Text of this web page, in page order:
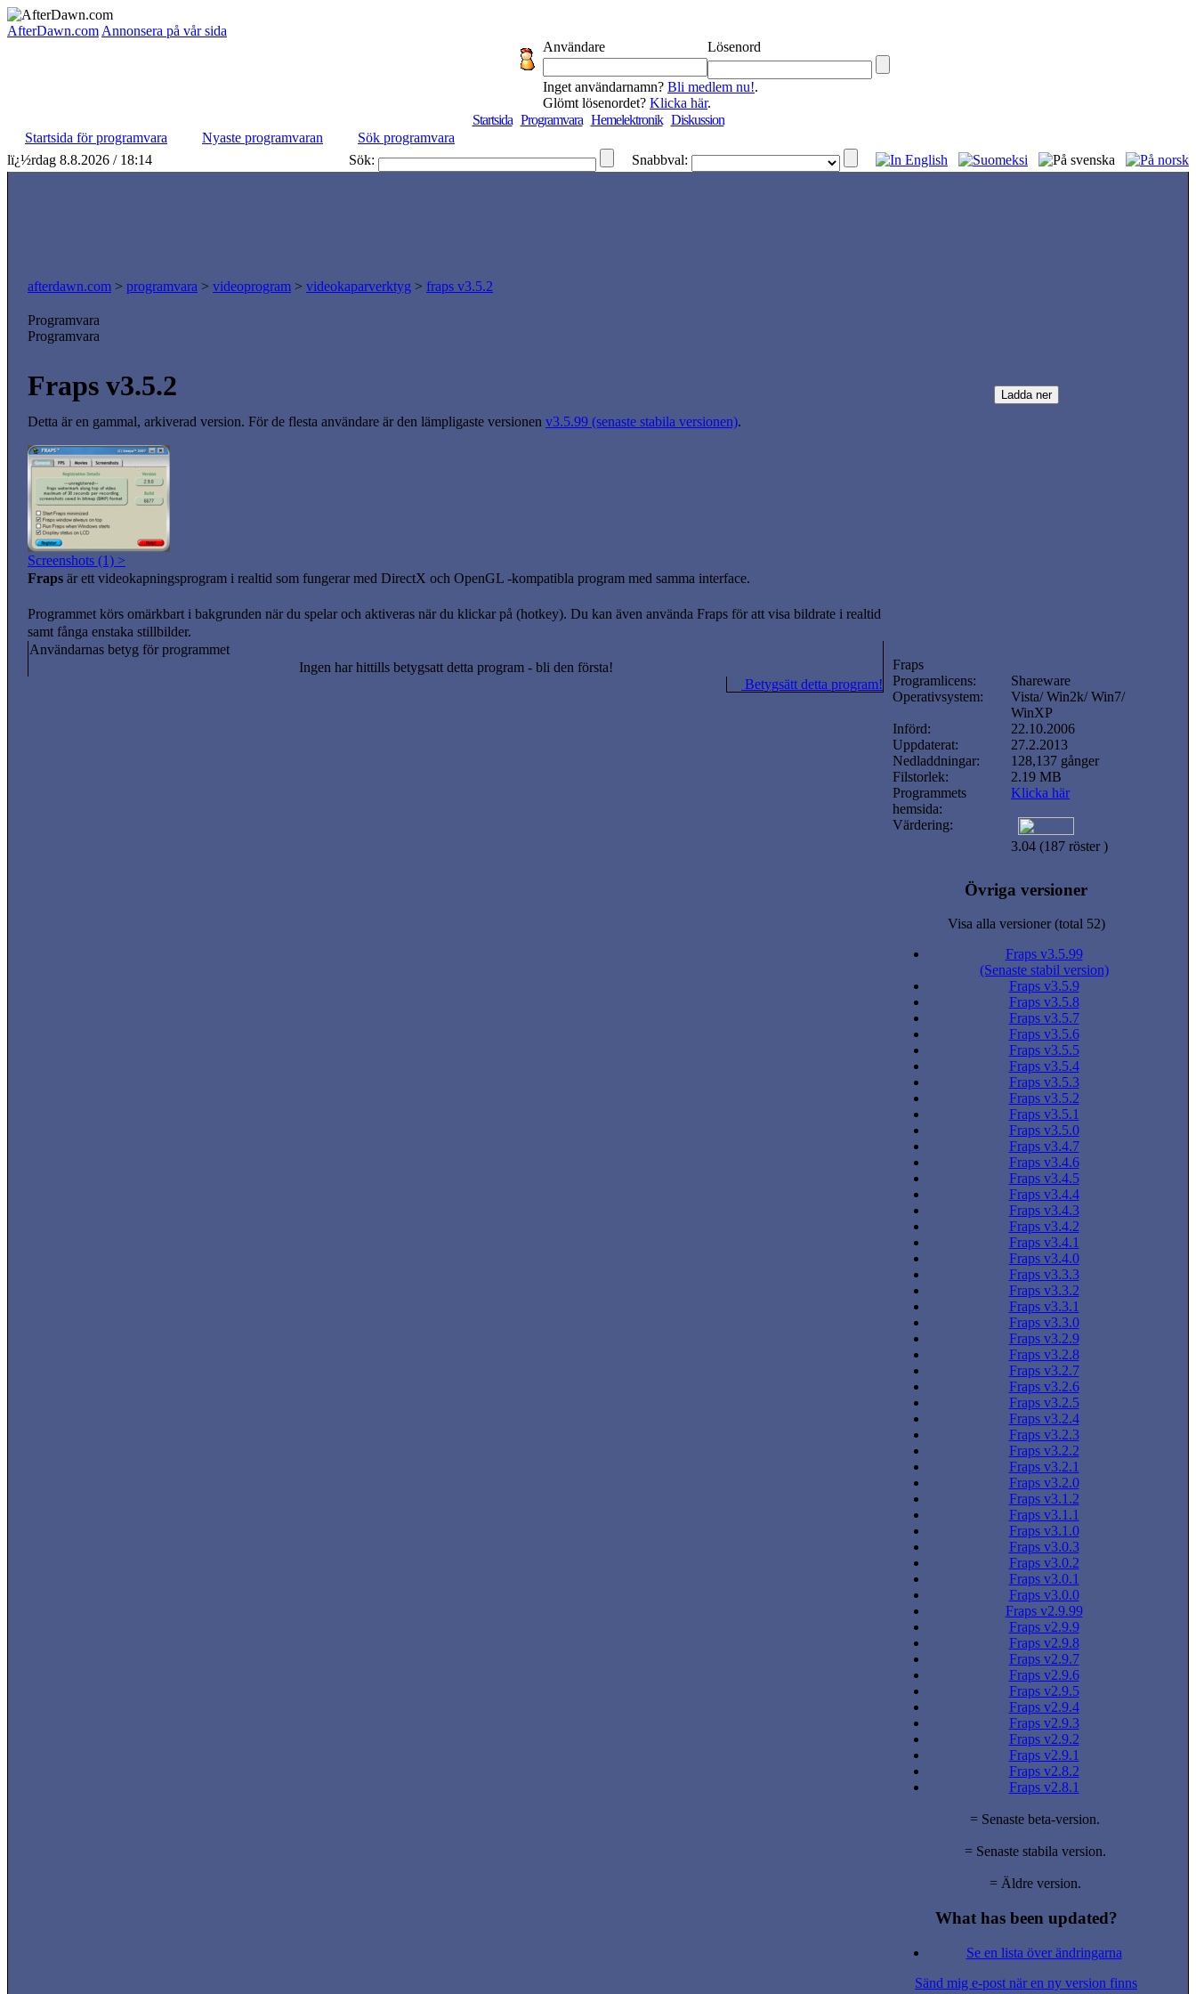
AfterDawn.com Annonsera på vår sida
Användare
Lösenord
Inget användarnamn? Bli medlem nu!.
Glömt lösenordet? Klicka här.
Startsida Programvara Hemelektronik Diskussion
Startsida för programvara
Nyaste programvaran
Sök programvara
lï¿½rdag 8.8.2026 / 18:14
Sök: Snabbval:
afterdawn.com > programvara > videoprogram > videokaparverktyg > fraps v3.5.2
Programvara
Programvara
Fraps v3.5.2
Detta är en gammal, arkiverad version. För de flesta användare är den lämpligaste versionen v3.5.99 (senaste stabila versionen).
Screenshots (1) >
Fraps är ett videokapningsprogram i realtid som fungerar med DirectX och OpenGL -kompatibla program med samma interface.
Programmet körs omärkbart i bakgrunden när du spelar och aktiveras när du klickar på (hotkey). Du kan även använda Fraps för att visa bildrate i realtid
samt fånga enstaka stillbilder.
Fraps
Programlicens:
Shareware
Operativsystem:
Vista/ Win2k/ Win7/
WinXP
Införd:
22.10.2006
Uppdaterat:
27.2.2013
Nedladdningar:
128,137 gånger
Filstorlek:
2.19 MB
Programmets
hemsida:
Klicka här
Värdering:
3.04 (187 röster )
Övriga versioner
Visa alla versioner (total 52)
Fraps v3.5.99
(Senaste stabil version)
Fraps v3.5.9
Fraps v3.5.8
Fraps v3.5.7
Fraps v3.5.6
Fraps v3.5.5
Fraps v3.5.4
Fraps v3.5.3
Fraps v3.5.2
Fraps v3.5.1
Fraps v3.5.0
Fraps v3.4.7
Fraps v3.4.6
Fraps v3.4.5
Fraps v3.4.4
Fraps v3.4.3
Fraps v3.4.2
Fraps v3.4.1
Fraps v3.4.0
Fraps v3.3.3
Fraps v3.3.2
Fraps v3.3.1
Fraps v3.3.0
Fraps v3.2.9
Fraps v3.2.8
Fraps v3.2.7
Fraps v3.2.6
Fraps v3.2.5
Fraps v3.2.4
Fraps v3.2.3
Fraps v3.2.2
Fraps v3.2.1
Fraps v3.2.0
Fraps v3.1.2
Fraps v3.1.1
Fraps v3.1.0
Fraps v3.0.3
Fraps v3.0.2
Fraps v3.0.1
Fraps v3.0.0
Fraps v2.9.99
Fraps v2.9.9
Fraps v2.9.8
Fraps v2.9.7
Fraps v2.9.6
Fraps v2.9.5
Fraps v2.9.4
Fraps v2.9.3
Fraps v2.9.2
Fraps v2.9.1
Fraps v2.8.2
Fraps v2.8.1
= Senaste beta-version.
= Senaste stabila version.
= Äldre version.
What has been updated?
Se en lista över ändringarna
Sänd mig e-post när en ny version finns
Användarnas betyg för programmet
Ingen har hittills betygsatt detta program - bli den första!
Betygsätt detta program!